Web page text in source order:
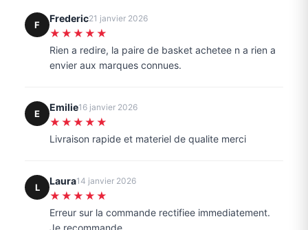
F
Frederic21 janvier 2026
★★★★★
Rien a redire, la paire de basket achetee n a rien a
envier aux marques connues.
E
Emilie16 janvier 2026
★★★★★
Livraison rapide et materiel de qualite merci
L
Laura14 janvier 2026
★★★★★
Erreur sur la commande rectifiee immediatement.